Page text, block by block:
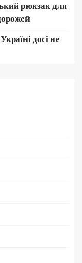
рюкзак для
досі не